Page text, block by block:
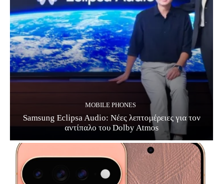
MOBILE PHONES
Samsung Eclipsa Audio: Νέες λεπτομέρειες για τον
αντίπαλο του Dolby Atmos